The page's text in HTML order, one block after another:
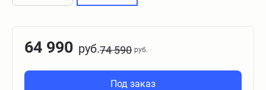
64 990 руб.74 590 руб.
Под заказ